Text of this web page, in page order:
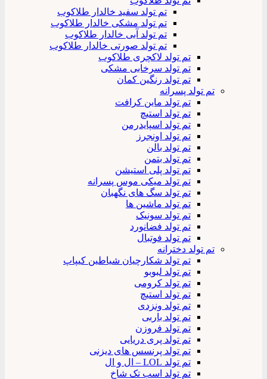
تم تولد سفید خالدار طلاکوب
تم تولد مشکی خالدار طلاکوب
تم تولد آبی خالدار طلاکوب
تم تولد صورتی خالدار طلاکوب
تم تولد لاکچری طلاکوب
تم تولد سرخابی مشکی
تم تولد رنگین کمان
تم تولد پسرانه
تم تولد ماین کرافت
تم تولد استیچ
تم تولد اسپایدرمن
تم تولد اونجرز
تم تولد بالن
تم تولد بتمن
تم تولد پلی استیشن
تم تولد میکی موس پسرانه
تم تولد سگ های نگهبان
تم تولد ماشین ها
تم تولد سونیک
تم تولد فضانورد
تم تولد فوتبال
تم تولد دخترانه
تم تولد شکارچیان شیاطین کیپاپ
تم تولد لبوبو
تم تولد کرومی
تم تولد استیچ
تم تولد ونزدی
تم تولد باربی
تم تولد فروزن
تم تولد پری دریایی
تم تولد پرنسس های دیزنی
تم تولد LOL – ال و ال
تم تولد اسب تک شاخ